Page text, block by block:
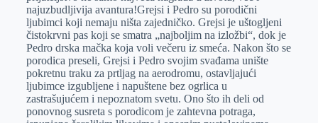
najuzbudljivija avantura!Grejsi i Pedro su porodični
ljubimci koji nemaju ništa zajedničko. Grejsi je uštogljeni
čistokrvni pas koji se smatra „najboljim na izložbi“, dok je
Pedro drska mačka koja voli večeru iz smeća. Nakon što se
porodica preseli, Grejsi i Pedro svojim svađama unište
pokretnu traku za prtljag na aerodromu, ostavljajući
ljubimce izgubljene i napuštene bez ogrlica u
zastrašujućem i nepoznatom svetu. Ono što ih deli od
ponovnog susreta s porodicom je zahtevna potraga,